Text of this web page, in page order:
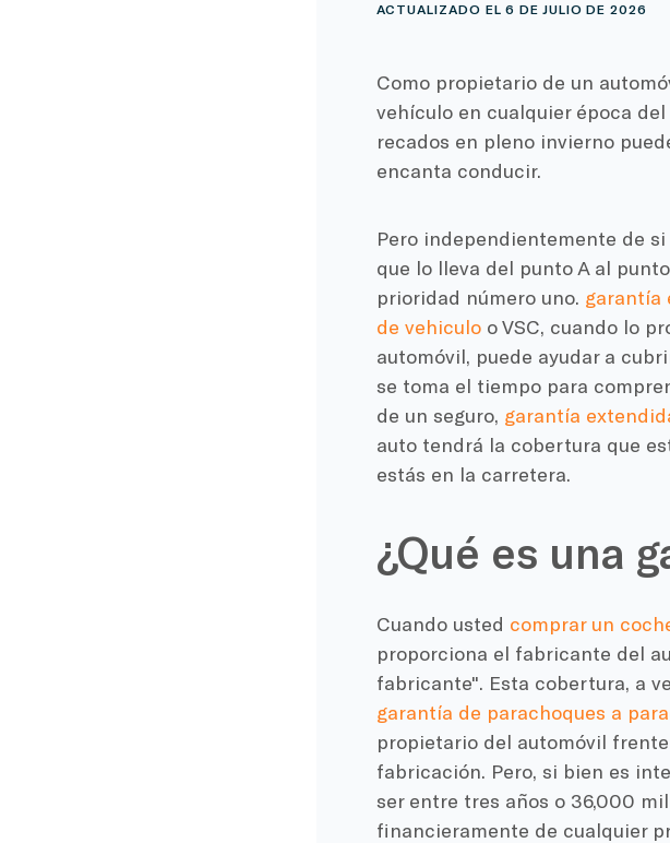
ACTUALIZADO EL 6 DE JULIO DE 2026
Como propietario de un
vehículo en cualquier época del
recados en pleno invierno
encanta conducir.
Pero independientemente de
que lo lleva del punto A al
prioridad número uno. garantía
de vehiculoo VSC, cuando lo
automóvil, puede ayudar a
se toma el tiempo para
de un seguro, garantía
auto tendrá la cobertura que
estás en la carretera.
¿Qué es una
Cuando usted comprar un
proporciona el fabricante del
fabricante". Esta cobertura, a
garantía de parachoques a
propietario del automóvil
fabricación. Pero, si bien es
ser entre tres años o 36,000
financieramente de cualquier